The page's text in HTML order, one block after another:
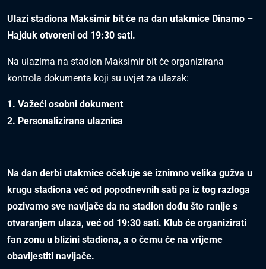
Ulazi stadiona Maksimir bit će na dan utakmice Dinamo –
Hajduk otvoreni od 19:30 sati.
Na ulazima na stadion Maksimir bit će organizirana
kontrola dokumenta koji su uvjet za ulazak:
1. Važeći osobni dokument
2. Personalizirana ulaznica
Na dan derbi utakmice očekuje se iznimno velika gužva u
krugu stadiona već od popodnevnih sati pa iz tog razloga
pozivamo sve navijače da na stadion dođu što ranije s
otvaranjem ulaza, već od 19:30 sati. Klub će organizirati
fan zonu u blizini stadiona, a o čemu će na vrijeme
obavijestiti navijače.